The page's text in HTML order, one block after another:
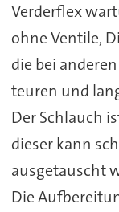
Verderflex
ohne Ventile,
die bei
teuren und
Der Schlauch
dieser kann
ausgetauscht
Die